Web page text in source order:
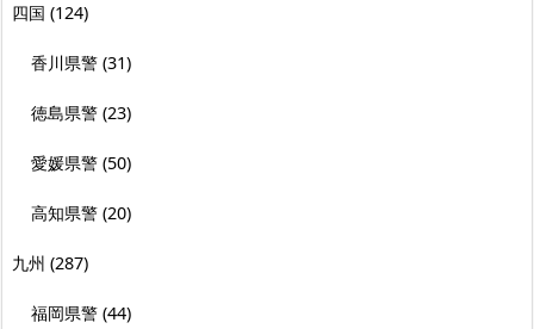
四国 (124)
香川県警 (31)
徳島県警 (23)
愛媛県警 (50)
高知県警 (20)
九州 (287)
福岡県警 (44)